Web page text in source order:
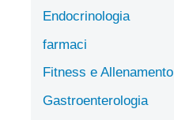
Endocrinologia
farmaci
Fitness e Allenamento
Gastroenterologia